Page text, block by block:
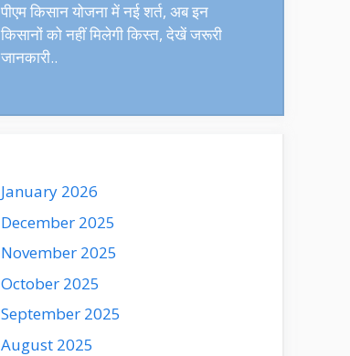
पीएम किसान योजना में नई शर्त, अब इन
किसानों को नहीं मिलेगी किस्त, देखें जरूरी
जानकारी..
January 2026
December 2025
November 2025
October 2025
September 2025
August 2025